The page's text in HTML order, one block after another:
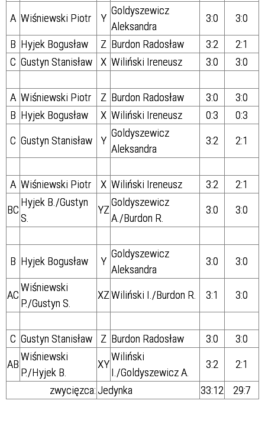
A Wiśniewski Piotr Y
Goldyszewicz
Aleksandra
3:0
3:0
B Hyjek Bogusław Z Burdon Radosław 3:2
2:1
C Gustyn Stanisław X Wiliński Ireneusz 3:0 3:0
A Wiśniewski Piotr Z Burdon Radosław 3:0
3:0
B Hyjek Bogusław X Wiliński Ireneusz 0:3
0:3
C Gustyn Stanisław Y
Goldyszewicz
Aleksandra
3:2 2:1
A Wiśniewski Piotr X Wiliński Ireneusz 3:2
2:1
BC
Hyjek B./Gustyn
S.
YZ
Goldyszewicz
A./Burdon R.
3:0 3:0
B Hyjek Bogusław Y
Goldyszewicz
Aleksandra
3:0 3:0
AC
Wiśniewski
P./Gustyn S.
XZWiliński I./Burdon R. 3:1 3:0
C Gustyn Stanisław Z Burdon Radosław 3:0
3:0
AB
Wiśniewski
P./Hyjek B.
XY
Wiliński
I./Goldyszewicz A.
3:2
2:1
zwycięzca: Jedynka 33:12 29:7